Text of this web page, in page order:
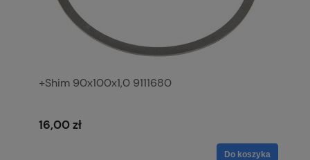
+Shim 90x100x1,0 9111680
16,00 zł
Do koszyka